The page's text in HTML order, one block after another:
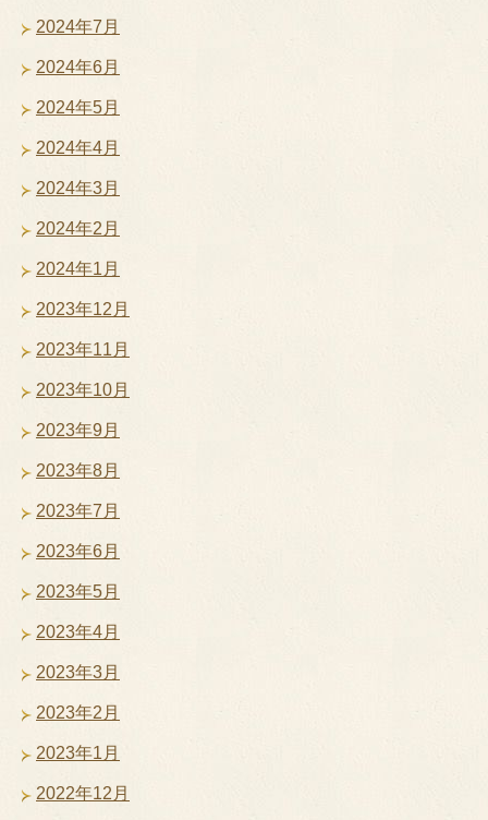
2024年7月
2024年6月
2024年5月
2024年4月
2024年3月
2024年2月
2024年1月
2023年12月
2023年11月
2023年10月
2023年9月
2023年8月
2023年7月
2023年6月
2023年5月
2023年4月
2023年3月
2023年2月
2023年1月
2022年12月